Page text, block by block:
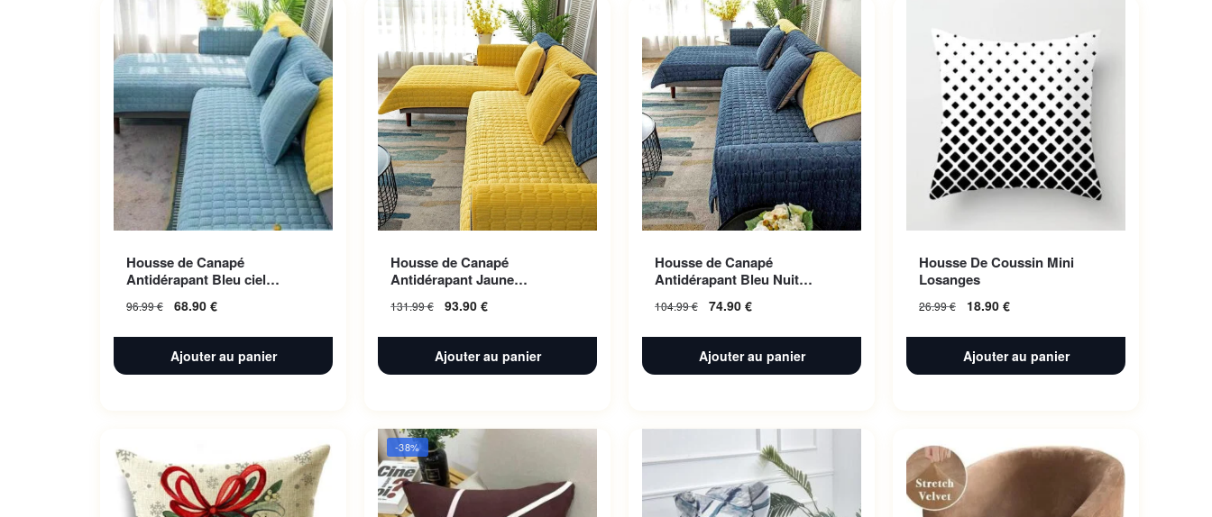
Housse de Canapé
Antidérapant Bleu ciel
96.99€ 68.90 €
Ajouter au panier
Housse de Canapé
Antidérapant Jaune
131.99€ 93.90 €
Ajouter au panier
Housse de Canapé
Antidérapant Bleu Nuit
104.99€ 74.90 €
Ajouter au panier
Housse De Coussin Mini
Losanges
26.99€ 18.90 €
Ajouter au panier
-38%